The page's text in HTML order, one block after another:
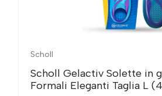
Scholl
Scholl Gelactiv Solette in
Formali Eleganti Taglia L